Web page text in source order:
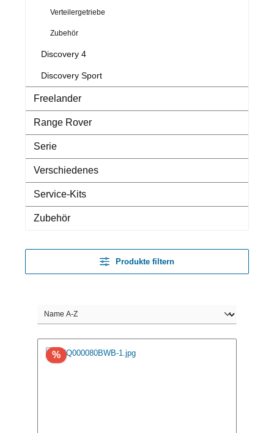
Verteilergetriebe
Zubehör
Discovery 4
Discovery Sport
Freelander
Range Rover
Serie
Verschiedenes
Service-Kits
Zubehör
Produkte filtern
%